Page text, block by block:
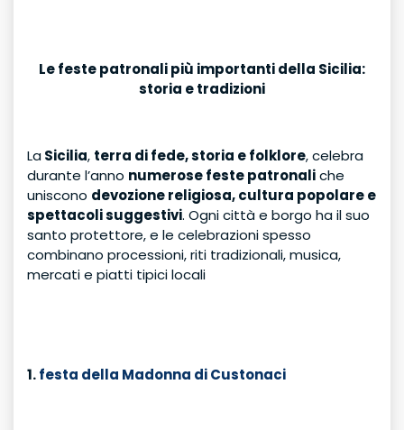
Le feste patronali più importanti della Sicilia:
storia e tradizioni
LaSicilia, terra di fede, storia e folklore, celebra
durante l’anno numerose feste patronaliche
uniscono devozione religiosa, cultura popolare e
spettacoli suggestivi. Ogni città e borgo ha il suo
santo protettore, e le celebrazioni spesso
combinano processioni, riti tradizionali, musica,
mercati e piatti tipici locali
1.festa della Madonna di Custonaci